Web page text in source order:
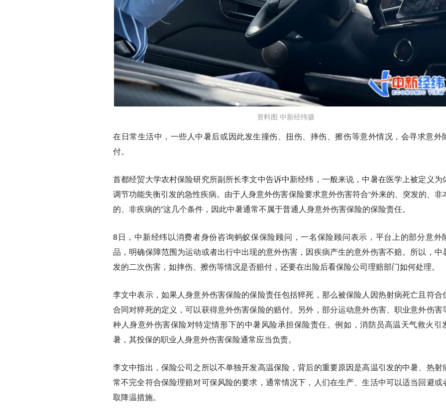
资料图 中新经纬摄
在日常生活中，一些人中暑后或因此发生撞伤、扭伤、摔伤、擦伤等意外情况，会寻求意外
付。
首都经贸大学农村保险研究所副所长李文中告诉中新经纬，一般来说，中暑在医学上被定义为
调节功能失衡引发的急性疾病。由于人身意外伤害保险要求意外伤害符合“外来的、突发的、非
的、非疾病的”这几个条件，因此中暑通常不属于普通人身意外伤害保险的保险责任。
8日，中新经纬以消费者身份咨询蚂蚁保保险顾问，一名保险顾问表示，平台上的部分意外
品，明确保障范围为运动或者出行中出现的意外伤害，因疾病产生的意外伤害不赔。所以，中
发的二次伤害，如摔伤、擦伤等情况是否赔付，还要在出险后看保险公司理赔部门如何处理。
李文中表示，如果人身意外伤害保险的保险责任包括猝死，那么被保险人因热射病死亡且符合
合同对猝死的定义，可以获得意外伤害保险的赔付。另外，部分运动意外伤害、职业意外伤害
种人身意外伤害保险对特定情形下的中暑风险承担保险责任。例如，消防员高温天气救火引
暑，其投保的职业人身意外伤害保险通常应当负责。
李文中指出，保险公司之所以不单独开发高温保险，背后的重要原因是高温引发的中暑、热射
常不完全符合保险理赔对可保风险的要求，通常情况下，人们在生产、生活中可以适当回避或
取降温措施。